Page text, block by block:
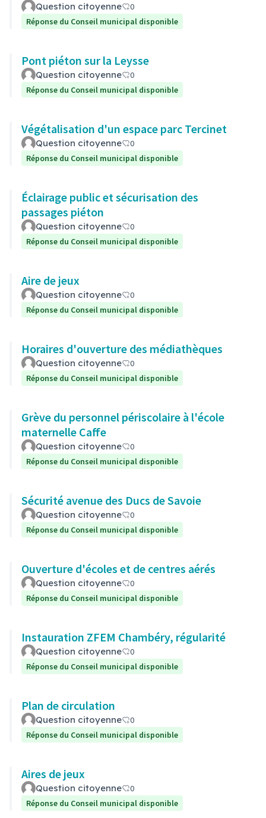
Question citoyenne
0
Réponse du Conseil municipal disponible
Pont piéton sur la Leysse
Question citoyenne
0
Réponse du Conseil municipal disponible
Végétalisation d'un espace parc Tercinet
Question citoyenne
0
Réponse du Conseil municipal disponible
Éclairage public et sécurisation des
passages piéton
Question citoyenne
0
Réponse du Conseil municipal disponible
Aire de jeux
Question citoyenne
0
Réponse du Conseil municipal disponible
Horaires d'ouverture des médiathèques
Question citoyenne
0
Réponse du Conseil municipal disponible
Grève du personnel périscolaire à l'école
maternelle Caffe
Question citoyenne
0
Réponse du Conseil municipal disponible
Sécurité avenue des Ducs de Savoie
Question citoyenne
0
Réponse du Conseil municipal disponible
Ouverture d'écoles et de centres aérés
Question citoyenne
0
Réponse du Conseil municipal disponible
Instauration ZFEM Chambéry, régularité
Question citoyenne
0
Réponse du Conseil municipal disponible
Plan de circulation
Question citoyenne
0
Réponse du Conseil municipal disponible
Aires de jeux
Question citoyenne
0
Réponse du Conseil municipal disponible